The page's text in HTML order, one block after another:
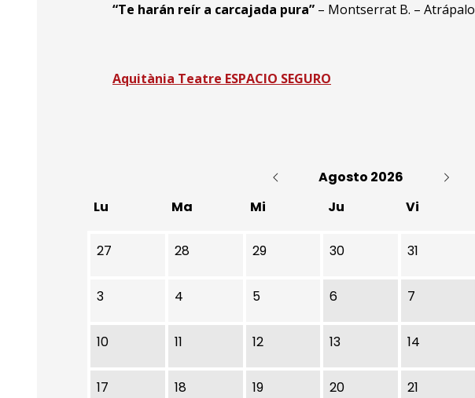
“Te harán reír a carcajada pura” – Montserrat B. – Atrápalo
Aquitània Teatre ESPACIO SEGURO
Agosto 2026
Lu
Ma Mi Ju Vi
No hay ninguna actividad este mes
27 28 29 30 31
3 4 5 6 7
10 11 12 13 14
17 18 19 20 21